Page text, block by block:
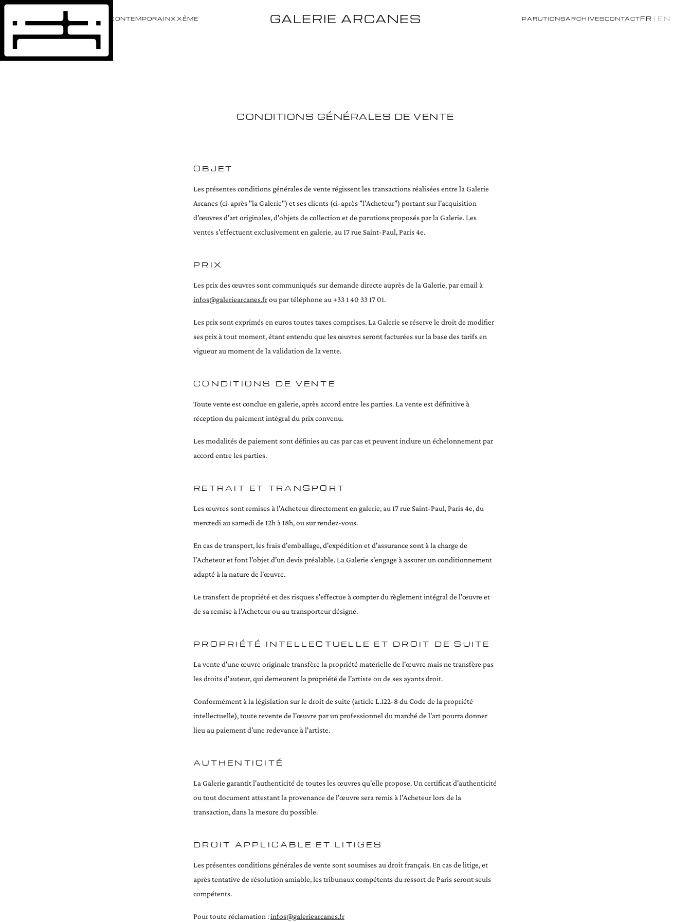
ÉVÈNEMENTS CONTEMPORAINXXÈME GALERIE ARCANES PARUTIONSARCHIVESCONTACTFR | EN
CONDITIONS GÉNÉRALES DE VENTE
OBJET
Les présentes conditions générales de vente régissent les transactions réalisées entre la Galerie
Arcanes (ci-après "la Galerie") et ses clients (ci-après "l'Acheteur") portant sur l'acquisition
d'œuvres d'art originales, d'objets de collection et de parutions proposés par la Galerie. Les
ventes s'effectuent exclusivement en galerie, au 17 rue Saint-Paul, Paris 4e.
PRIX
Les prix des œuvres sont communiqués sur demande directe auprès de la Galerie, par email à
infos@galeriearcanes.frou par téléphone au +33 1 40 33 17 01.
Les prix sont exprimés en euros toutes taxes comprises. La Galerie se réserve le droit de modifier
ses prix à tout moment, étant entendu que les œuvres seront facturées sur la base des tarifs en
vigueur au moment de la validation de la vente.
CONDITIONS DE VENTE
Toute vente est conclue en galerie, après accord entre les parties. La vente est définitive à
réception du paiement intégral du prix convenu.
Les modalités de paiement sont définies au cas par cas et peuvent inclure un échelonnement par
accord entre les parties.
RETRAIT ET TRANSPORT
Les œuvres sont remises à l'Acheteur directement en galerie, au 17 rue Saint-Paul, Paris 4e, du
mercredi au samedi de 12h à 18h, ou sur rendez-vous.
En cas de transport, les frais d'emballage, d'expédition et d'assurance sont à la charge de
l'Acheteur et font l'objet d'un devis préalable. La Galerie s'engage à assurer un conditionnement
adapté à la nature de l'œuvre.
Le transfert de propriété et des risques s'effectue à compter du règlement intégral de l'œuvre et
de sa remise à l'Acheteur ou au transporteur désigné.
PROPRIÉTÉ INTELLECTUELLE ET DROIT DE SUITE
La vente d'une œuvre originale transfère la propriété matérielle de l'œuvre mais ne transfère pas
les droits d'auteur, qui demeurent la propriété de l'artiste ou de ses ayants droit.
Conformément à la législation sur le droit de suite (article L.122-8 du Code de la propriété
intellectuelle), toute revente de l'œuvre par un professionnel du marché de l'art pourra donner
lieu au paiement d'une redevance à l'artiste.
AUTHENTICITÉ
La Galerie garantit l'authenticité de toutes les œuvres qu'elle propose. Un certificat d'authenticité
ou tout document attestant la provenance de l'œuvre sera remis à l'Acheteur lors de la
transaction, dans la mesure du possible.
DROIT APPLICABLE ET LITIGES
Les présentes conditions générales de vente sont soumises au droit français. En cas de litige, et
après tentative de résolution amiable, les tribunaux compétents du ressort de Paris seront seuls
compétents.
Pour toute réclamation :infos@galeriearcanes.fr